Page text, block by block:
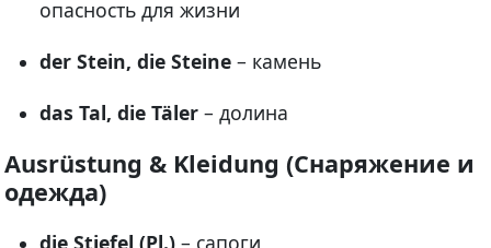
опасность для жизни
der Stein, die Steine – камень
das Tal, die Täler – долина
Ausrüstung & Kleidung (Снаряжение и
одежда)